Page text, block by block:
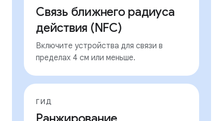
Связь ближнего радиуса
действия (NFC)
Включите устройства для связи в
пределах 4 см или меньше.
ГИД